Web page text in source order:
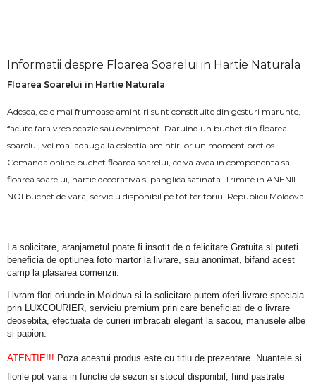
Informatii despre Floarea Soarelui in Hartie Naturala
Floarea Soarelui in Hartie Naturala
Adesea, cele mai frumoase amintiri sunt constituite din gesturi marunte,
facute fara vreo ocazie sau eveniment. Daruind un buchet din floarea
soarelui, vei mai adauga la colectia amintirilor un moment pretios.
Comanda online buchet floarea soarelui, ce va avea in componenta sa
floarea soarelui, hartie decorativa si panglica satinata. Trimite in ANENII
NOI buchet de vara, serviciu disponibil pe tot teritoriul Republicii Moldova.
La solicitare, aranjametul poate fi insotit de o felicitare Gratuita si puteti
beneficia de optiunea foto martor la livrare, sau anonimat, bifand acest
camp la plasarea comenzii.
Livram flori oriunde in Moldova si la solicitare putem oferi livrare speciala
prin LUXCOURIER, serviciu premium prin care beneficiati de o livrare
deosebita, efectuata de curieri imbracati elegant la sacou, manusele albe
si papion.
ATENTIE!!! Poza acestui produs este cu titlu de prezentare. Nuantele si
florile pot varia in functie de sezon si stocul disponibil, fiind pastrate